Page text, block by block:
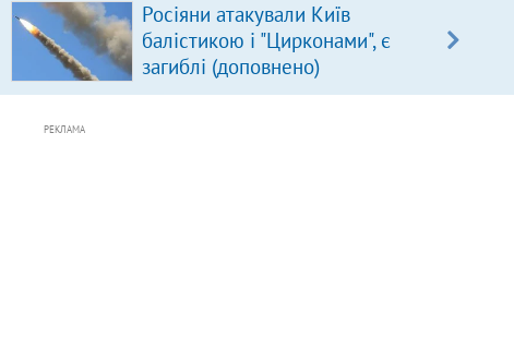
Росіяни атакували Київ
балістикою і "Цирконами", є
загиблі (доповнено)
РЕКЛАМА